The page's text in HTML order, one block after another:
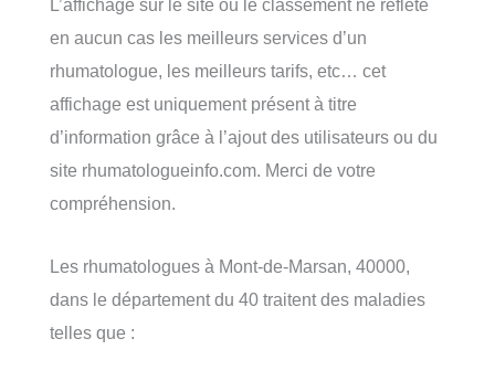
L’affichage sur le site ou le classement ne reflète
en aucun cas les meilleurs services d’un
rhumatologue, les meilleurs tarifs, etc… cet
affichage est uniquement présent à titre
d’information grâce à l’ajout des utilisateurs ou du
site rhumatologueinfo.com. Merci de votre
compréhension.
Les rhumatologues à Mont-de-Marsan, 40000,
dans le département du 40 traitent des maladies
telles que :